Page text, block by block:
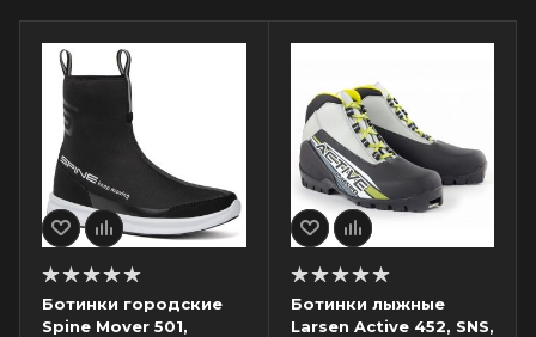
Ботинки городские
Spine Mover 501,
Ботинки лыжные
Larsen Active 452, SNS,